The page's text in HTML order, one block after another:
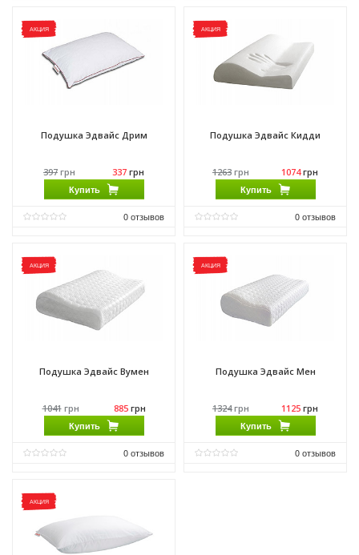
АКЦИЯ
Подушка Эдвайс Дрим
397 грн 337 грн
Купить
0отзывов
АКЦИЯ
Подушка Эдвайс Кидди
1263 грн 1074грн
Купить
0отзывов
АКЦИЯ
Подушка Эдвайс Вумен
1041 грн 885 грн
Купить
0отзывов
АКЦИЯ
Подушка Эдвайс Мен
1324 грн 1125 грн
Купить
0отзывов
АКЦИЯ